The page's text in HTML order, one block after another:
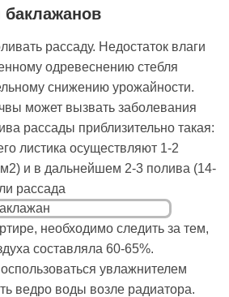
рассаду. Недостаток влаги
одревеснению стебля
снижению урожайности.
может вызвать заболевания
рассады приблизительно такая:
листика осуществляют 1-2
и в дальнейшем 2-3 полива (14-
рассада
необходимо следить за тем,
составляла 60-65%.
увлажнителем
ведро воды возле радиатора.